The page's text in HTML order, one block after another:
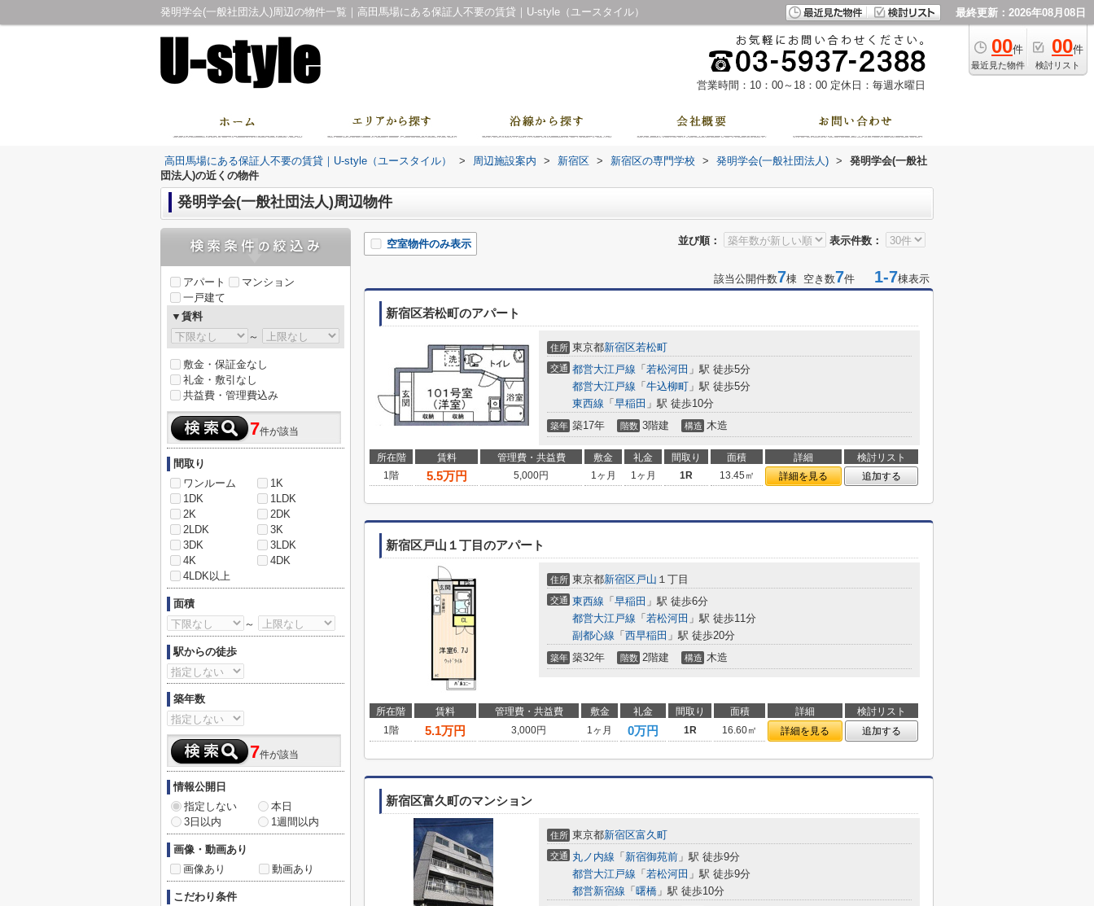
発明学会(一般社団法人)周辺の物件一覧｜高田馬場にある保証人不要の賃貸｜U-style（ユースタイル） 最終更新：2026年08月08日
00件
最近見た物件
00件
検討リスト
営業時間：10：00～18：00 定休日：毎週水曜日
高田馬場にある保証人不要の賃貸｜U-style（ユースタイル） > 周辺施設案内 > 新宿区 > 新宿区の専門学校 > 発明学会(一般社団法人) >
発明学会(一般社
団法人)の近くの物件
発明学会(一般社団法人)周辺物件
並び順： 表示件数：
空室物件のみ表示
該当公開件数7棟 空き数7件 1-7棟表示
新宿区若松町のアパート
住所 東京都新宿区若松町
交通 都営大江戸線 「 若松河田 」駅 徒歩5分
都営大江戸線 「 牛込柳町 」駅 徒歩5分
東西線 「 早稲田 」駅 徒歩10分
築年 築17年 階数 3階建 構造 木造
所在階 賃料 管理費・共益費 敷金 礼金 間取り 面積 詳細
検討リスト
1階
5.5万円 5,000円 1ヶ月 1ヶ月 1R 13.45㎡ 詳細を見る 追加する
新宿区戸山１丁目のアパート
住所 東京都新宿区戸山 １丁目
交通 東西線 「 早稲田 」駅 徒歩6分
都営大江戸線 「 若松河田 」駅 徒歩11分
副都心線 「 西早稲田 」駅 徒歩20分
築年 築32年 階数 2階建 構造 木造
所在階 賃料 管理費・共益費 敷金 礼金 間取り 面積 詳細
検討リスト
1階
5.1万円 3,000円 1ヶ月 0万円 1R 16.60㎡ 詳細を見る 追加する
新宿区富久町のマンション
住所 東京都新宿区富久町
交通 丸ノ内線 「 新宿御苑前 」駅 徒歩9分
都営大江戸線 「 若松河田 」駅 徒歩9分
都営新宿線 「 曙橋 」駅 徒歩10分
アパート
マンション
一戸建て
▼賃料
～
敷金・保証金なし
礼金・敷引なし
共益費・管理費込み
7件が該当
間取り
ワンルーム
1K
1DK
1LDK
2K
2DK
2LDK
3K
3DK
3LDK
4K
4DK
4LDK以上
面積
～
駅からの徒歩
築年数
7件が該当
情報公開日
指定しない
本日
3日以内
1週間以内
画像・動画あり
画像あり
動画あり
こだわり条件